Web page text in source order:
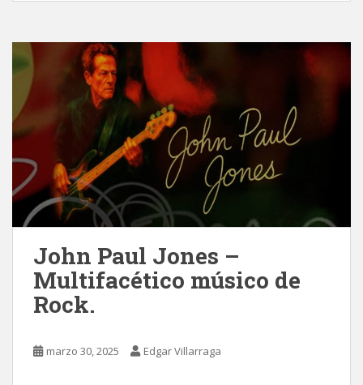
John Paul Jones –
Multifacético músico de
Rock.
marzo 30, 2025 Edgar Villarraga